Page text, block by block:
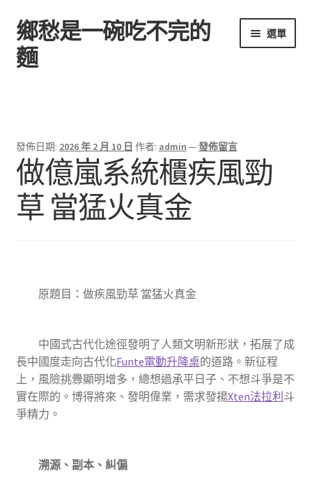
跳
至
導
跳
至
主
鄉愁是一碗吃不完的
麵
選單
發佈日期: 2026 年 2 月 10 日 作者: admin —發佈留言
做億嵐系統櫃疾風勁
草 當猛火真金
原題目：做疾風勁草 當猛火真金
中國式古代化途徑發明了人類文明新形狀，拓展了成
長中國度走向古代化Funte電動升降桌的道路。新征程
上，風險挑釁顯明增多，總想過承平日子、不想斗爭是不
實在際的。博得將來、發明偉業，需求發揚Xten法拉利 斗
爭精力。
溯源、副本、糾偏